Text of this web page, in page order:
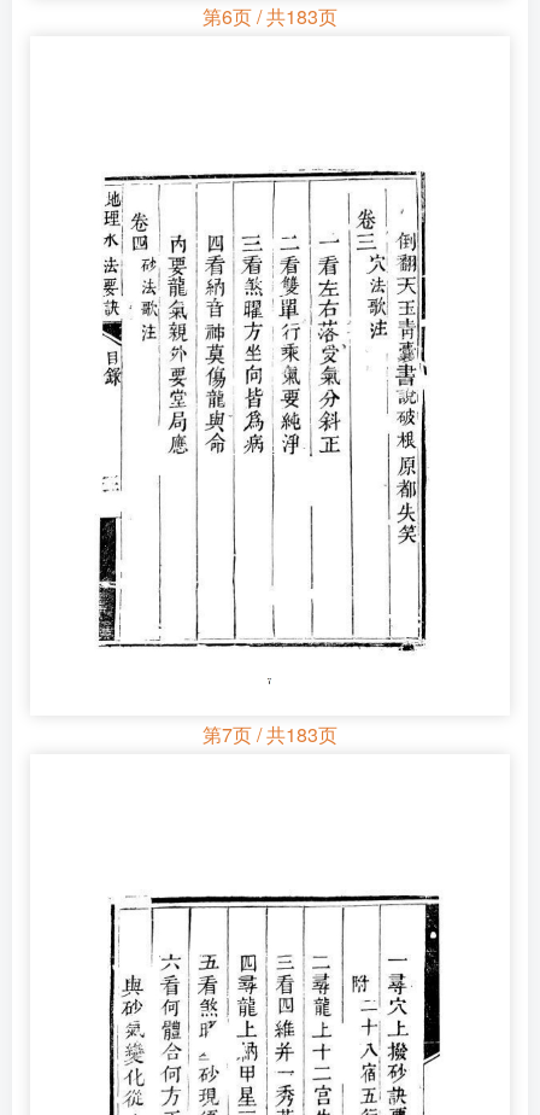
第6页 / 共183页
第7页 / 共183页